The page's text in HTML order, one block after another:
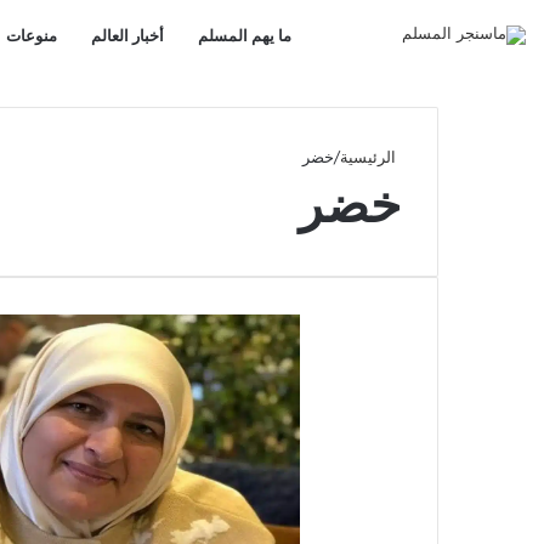
ما يهم المسلم أخبار العالم منوعات
الرئيسية/خضر
خضر